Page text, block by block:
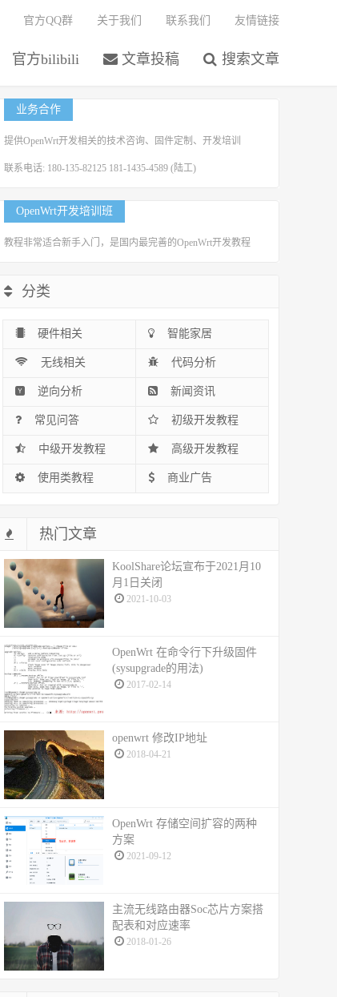
官方bilibili 文章投稿 搜索文章
官方QQ群 关于我们 联系我们 友情链接
业务合作
提供OpenWrt开发相关的技术咨询、固件定制、开发培训
联系电话: 180-135-82125 181-1435-4589 (陆工)
OpenWrt开发培训班
教程非常适合新手入门，是国内最完善的OpenWrt开发教程
分类
硬件相关 智能家居
无线相关 代码分析
逆向分析 新闻资讯
常见问答 初级开发教程
中级开发教程 高级开发教程
使用类教程 商业广告
热门文章
KoolShare论坛宣布于2021月10
月1日关闭
2021-10-03
OpenWrt 在命令行下升级固件
(sysupgrade的用法)
2017-02-14
openwrt 修改IP地址
2018-04-21
OpenWrt 存储空间扩容的两种
方案
2021-09-12
主流无线路由器Soc芯片方案搭
配表和对应速率
2018-01-26